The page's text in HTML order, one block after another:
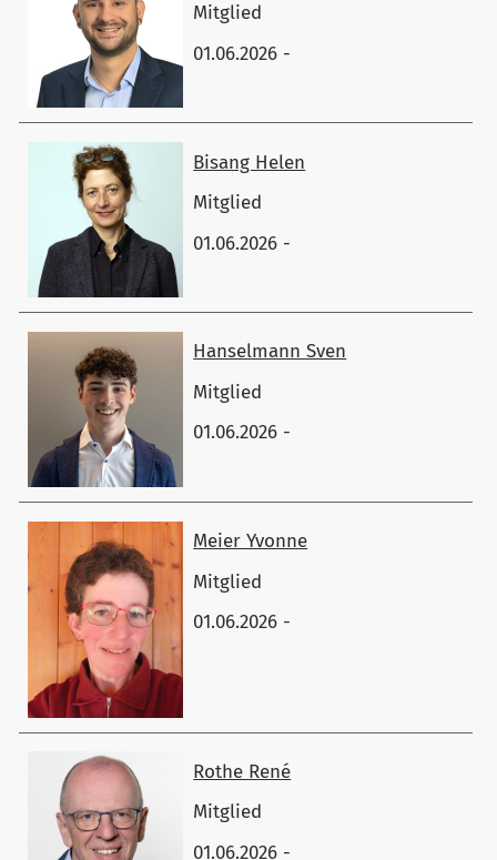
Mitglied
01.06.2026 -
Bisang Helen
Mitglied
01.06.2026 -
Hanselmann Sven
Mitglied
01.06.2026 -
Meier Yvonne
Mitglied
01.06.2026 -
Rothe René
Mitglied
01.06.2026 -